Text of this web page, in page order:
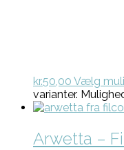
kr.50,00 Vælg
varianter.
Arwetta –